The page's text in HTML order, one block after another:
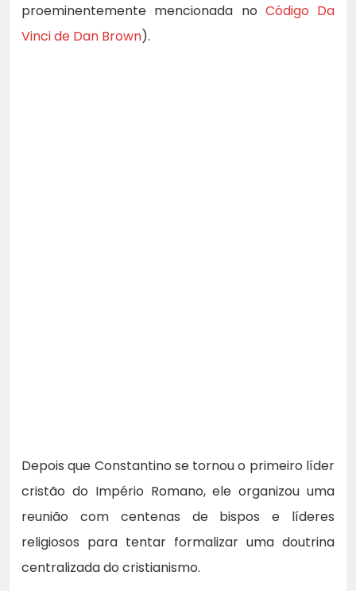
proeminentemente mencionada no Código Da
Vinci de Dan Brown).
Depois que Constantino se tornou o primeiro líder
cristão do Império Romano, ele organizou uma
reunião com centenas de bispos e líderes
religiosos para tentar formalizar uma doutrina
centralizada do cristianismo.